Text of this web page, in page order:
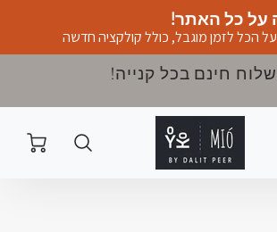
על כל האתר!
חינם בכל קנייה!